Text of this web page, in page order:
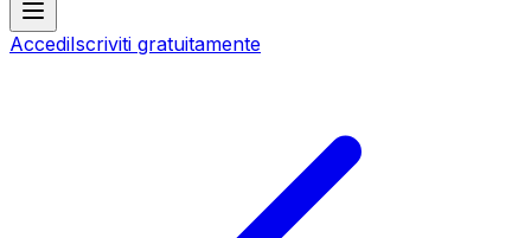
AccediIscriviti gratuitamente